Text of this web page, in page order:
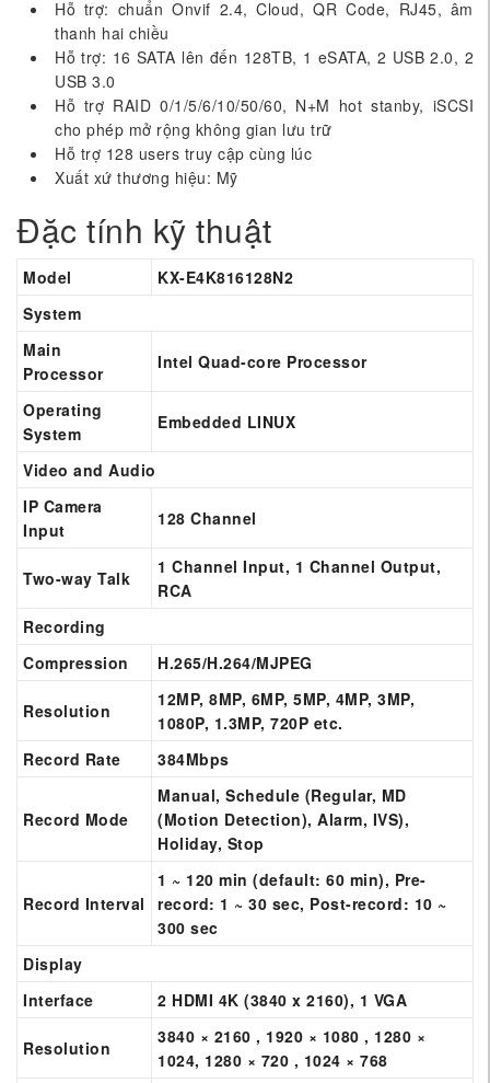
Hỗ trợ: chuẩn Onvif 2.4, Cloud, QR Code, RJ45, âm
thanh hai chiều
Hỗ trợ: 16 SATA lên đến 128TB, 1 eSATA, 2 USB 2.0, 2
USB 3.0
Hỗ trợ RAID 0/1/5/6/10/50/60, N+M hot stanby, iSCSI
cho phép mở rộng không gian lưu trữ
Hỗ trợ 128 users truy cập cùng lúc
Xuất xứ thương hiệu: Mỹ
Đặc tính kỹ thuật
Model
KX-E4K816128N2
System
Main
Processor
Intel Quad-core Processor
Operating
System
Embedded LINUX
Video and Audio
IP Camera
Input
128 Channel
Two-way Talk
1 Channel Input, 1 Channel Output,
RCA
Recording
Compression
H.265/H.264/MJPEG
Resolution
12MP, 8MP, 6MP, 5MP, 4MP, 3MP,
1080P, 1.3MP, 720P etc.
Record Rate
384Mbps
Record Mode
Manual, Schedule (Regular, MD
(Motion Detection), Alarm, IVS),
Holiday, Stop
Record Interval
1 ~ 120 min (default: 60 min), Pre-
record: 1 ~ 30 sec, Post-record: 10 ~
300 sec
Display
Interface
2 HDMI 4K (3840 x 2160), 1 VGA
Resolution
3840 × 2160 , 1920 × 1080 , 1280 ×
1024, 1280 × 720 , 1024 × 768